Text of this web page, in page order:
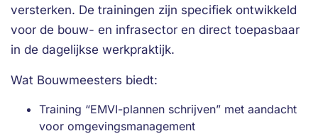
versterken. De trainingen zijn specifiek ontwikkeld
voor de bouw- en infrasector en direct toepasbaar
in de dagelijkse werkpraktijk.
Wat Bouwmeesters biedt:
Training “EMVI-plannen schrijven” met aandacht
voor omgevingsmanagement